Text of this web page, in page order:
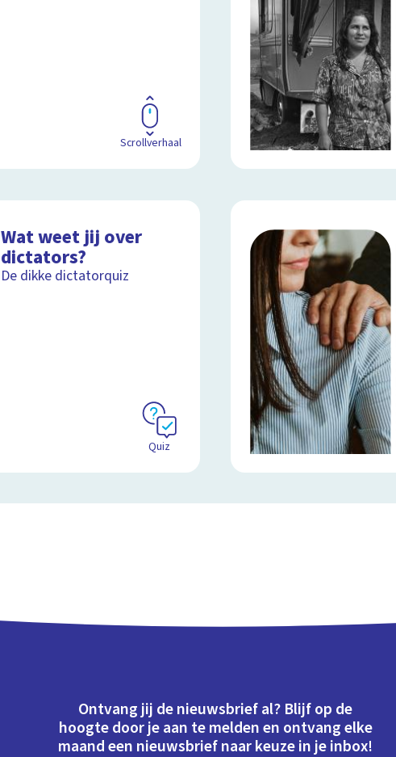
Scrollverhaal
Wat weet jij over
dictators?
De dikke dictatorquiz
Quiz
Ontvang jij de nieuwsbrief al? Blijf op de
hoogte door je aan te melden en ontvang elke
maand een nieuwsbrief naar keuze in je inbox!